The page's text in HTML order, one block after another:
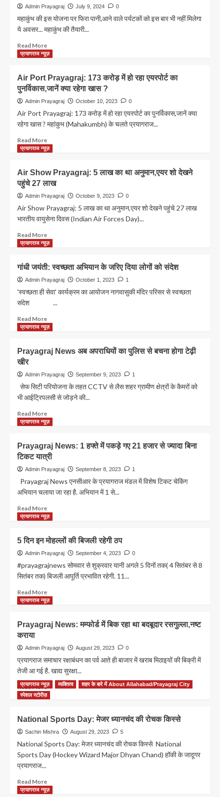
को
मार
की
तैयारी
में
श्रद्धालु
जान
में
मिलेगी
Air
फ्री
सेवा
Admin Prayagraj July 9, 2024 0
महाकुंभ की इस योजना पर फिरा पानी,आने वाले पर्यटकों को इस बार भी नहीं मिलेगा
ये अवसर... महाकुंभ की तैयारी...
Read MoreRead
more
की
इस
योजना
फिरा
पानी,आने
पर्यटकों
बार
भी
ये
अवसर…
प्रयागराज न्यूज़
Air Port Prayagraj: 173 करोड़ में हो रहा एयरपोर्ट का
पुनर्विकास,जानें क्या रहेगा खास ?
Admin Prayagraj October 10, 2023 0
Air Port Prayagraj: 173 करोड़ में हो रहा एयरपोर्ट का पुनर्विकास,जानें क्या
रहेगा खास ? महांकुभ (Mahakumbh) के चलते प्रयागराज...
Read MoreRead
more
Port
Prayagraj:
173
हो
एयरपोर्ट
क्या
रहेगा
खास
प्रयागराज न्यूज़
Air Show Prayagraj: 5 लाख का था अनुमान,एयर शो देखने
पहुंचे 27 लाख
Admin Prayagraj October 9, 2023 0
Air Show Prayagraj: 5 लाख का था अनुमान,एयर शो देखने पहुंचे 27 लाख
भारतीय वायुसेना दिवस (Indian Air Forces Day)...
Read MoreRead
more
Show
Prayagraj:
5
था
अनुमान,एयर
पहुंचे
लाख
प्रयागराज न्यूज़
गांधी जयंती: स्वच्छता अभियान के जरिए दिया लोगों को संदेश
Admin Prayagraj October 1, 2023 1
'स्वच्छता ही सेवा' कार्यक्रम का आयोजन नागवासुकी मंदिर परिसर से स्वच्छता
संदेश ...
Read MoreRead
more
जयंती:
अभियान
के
दिया
को
प्रयागराज न्यूज़
Prayagraj News अब अपराधियों का पुलिस से बचना होगा टेढ़ी
खीर
Admin Prayagraj September 9, 2023 1
सेफ सिटी परियोजना के तहत CCTV से लैस शहर ग्रामीण क्षेत्रों के कैमरों को
भी आईट्रिपलसी से जोड़ने की...
Read MoreRead
more
News
अब
अपराधियों
पुलिस
से
होगा
प्रयागराज न्यूज़
Prayagraj News: 1 हफ्ते में पकड़े गए 21 हजार से ज्यादा बिना
टिकट यात्री
Admin Prayagraj September 8, 2023 1
Prayagraj News एनसीआर के प्रयागराज मंडल में विशेष टिकट चेकिंग
अभियान चलाया जा रहा है. अभियान में 1 से...
Read MoreRead
more
Prayagraj
News:
1
हफ्ते
में
गए
21
ज्यादा
टिकट
प्रयागराज न्यूज़
5 दिन इन मोहल्लों की बिजली रहेगी ठप
Admin Prayagraj September 4, 2023 0
#prayagrajnews सोमवार से शुक्रवार यानी अगले 5 दिनों तक( 4 सितंबर से 8
सितंबर तक) बिजली आपूर्ति प्रभावित रहेगी. 11...
Read MoreRead
more
दिन
मोहल्लों
रहेगी
ठप
प्रयागराज न्यूज़
Prayagraj News: मम्फोर्ड में बिक रहा था बदबूदार रसगुल्ला,नष्ट
कराया
Admin Prayagraj August 29, 2023 0
प्रयागराज समाचार रक्षाबंधन का पर्व आते ही बाजार में खराब मिठाइयों की बिक्री में
तेजी आ गई है. खाद्य सुरक्षा...
Read MoreRead
more
News:
मम्फोर्ड
में
बिक
रहा
रसगुल्ला,नष्ट
प्रयागराज न्यूज़ व्यक्तित्व
शहर के बारे में About Allahabad/Prayagraj City
स्पेशल स्टोरीज़
National Sports Day: मेजर ध्यानचंद की रोचक किस्से
Sachin Mishra August 29, 2023 5
National Sports Day: मेजर ध्यानचंद की रोचक किस्से National
Sports Day (Hockey Wizard Major Dhyan Chand) हॉकी के जादूगर
प्रयागराज...
Read MoreRead
more
प्रयागराज न्यूज़